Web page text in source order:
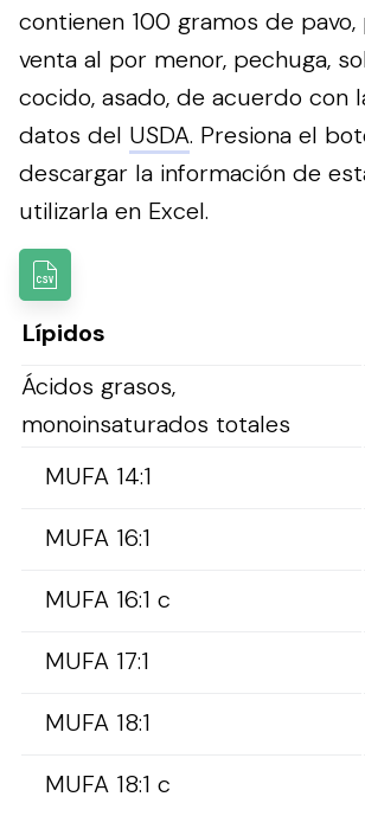
contienen 100 gramos de pavo,
venta al por menor, pechuga,
cocido, asado, de acuerdo con
datos del USDA. Presiona el
descargar la información de
utilizarla en Excel.
Lípidos
Ácidos grasos,
monoinsaturados totales
MUFA 14:1
MUFA 16:1
MUFA 16:1 c
MUFA 17:1
MUFA 18:1
MUFA 18:1 c